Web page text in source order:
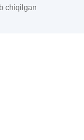
chiqilgan